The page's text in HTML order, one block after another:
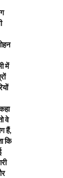
में
वे
हैं,
कि